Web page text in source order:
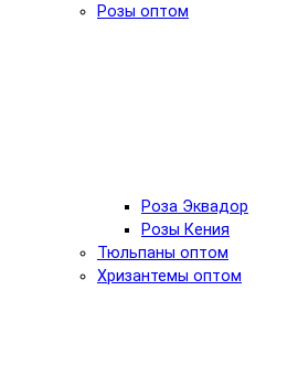
Розы оптом
Роза Эквадор
Розы Кения
Тюльпаны оптом
Хризантемы оптом